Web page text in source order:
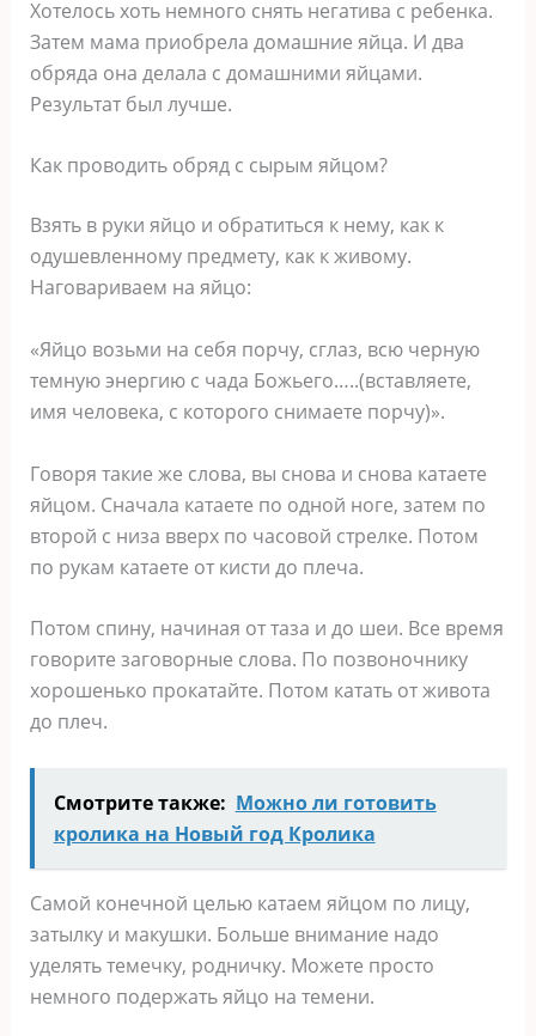
Хотелось хоть немного снять негатива с ребенка.
Затем мама приобрела домашние яйца. И два
обряда она делала с домашними яйцами.
Результат был лучше.
Как проводить обряд с сырым яйцом?
Взять в руки яйцо и обратиться к нему, как к
одушевленному предмету, как к живому.
Наговариваем на яйцо:
«Яйцо возьми на себя порчу, сглаз, всю черную
темную энергию с чада Божьего…..(вставляете,
имя человека, с которого снимаете порчу)».
Говоря такие же слова, вы снова и снова катаете
яйцом. Сначала катаете по одной ноге, затем по
второй с низа вверх по часовой стрелке. Потом
по рукам катаете от кисти до плеча.
Потом спину, начиная от таза и до шеи. Все время
говорите заговорные слова. По позвоночнику
хорошенько прокатайте. Потом катать от живота
до плеч.
Смотрите также: Можно ли готовить
кролика на Новый год Кролика
Самой конечной целью катаем яйцом по лицу,
затылку и макушки. Больше внимание надо
уделять темечку, родничку. Можете просто
немного подержать яйцо на темени.